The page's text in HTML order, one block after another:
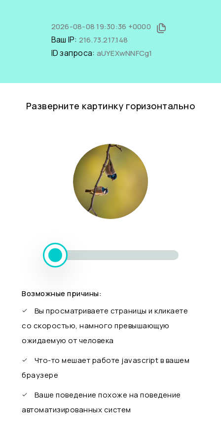
2026-08-08 19:30:36 +0000
Ваш IP: 216.73.217.148
ID запроса: aUYEXwNNFCg1
Разверните картинку горизонтально
Возможные причины:
Вы просматриваете страницы и кликаете
со скоростью, намного превышающую
ожидаемую от человека
Что-то мешает работе javascript в вашем
браузере
Ваше поведение похоже на поведение
автоматизированных систем